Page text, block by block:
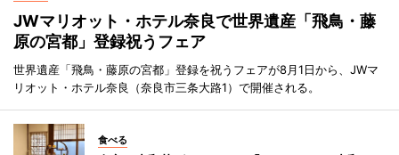
JWマリオット・ホテル奈良で世界遺産「飛鳥・藤
原の宮都」登録祝うフェア
世界遺産「飛鳥・藤原の宮都」登録を祝うフェアが8月1日から、JWマ
リオット・ホテル奈良（奈良市三条大路1）で開催される。
食べる